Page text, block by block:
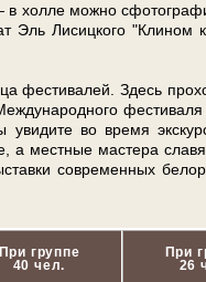
хол­ле мож­но
Эль Лисицкого
фе­сти­ва­лей. Здесь
во вре­мя
а ­мест­ные ма­сте­ра
со­вре­мен­ных
При группе
40 чел.
При
26